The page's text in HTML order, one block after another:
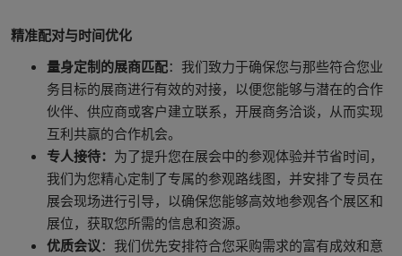
精准配对与时间优化
量身定制的展商匹配：我们致力于确保您与那些符合您业
务目标的展商进行有效的对接，以便您能够与潜在的合作
伙伴、供应商或客户建立联系，开展商务洽谈，从而实现
互利共赢的合作机会。
专人接待： 为了提升您在展会中的参观体验并节省时间，
我们为您精心定制了专属的参观路线图，并安排了专员在
展会现场进行引导，以确保您能够高效地参观各个展区和
展位，获取您所需的信息和资源。
优质会议：我们优先安排符合您采购需求的富有成效和意